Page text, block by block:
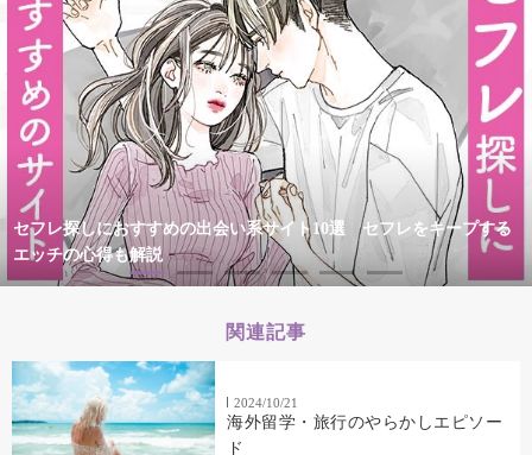
セフレ探しにおすすめの出会い系サイト10選 セフレをキープする
エッチの心得も解説
関連記事
2024/10/21
海外留学・旅行のやらかしエピソー
ド